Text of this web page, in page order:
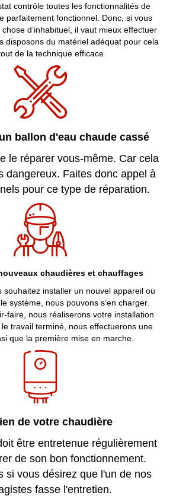
contrôle toutes les fonctionnalités de
parfaitement fonctionnel. Donc, si vous
d’inhabituel, il vaut mieux effectuer
disposons du matériel adéquat pour cela
de la technique efficace
ballon d'eau chaude cassé
le réparer vous-même. Car cela
dangereux. Faites donc appel à
pour ce type de réparation.
chaudières et chauffages
souhaitez installer un nouvel appareil ou
système, nous pouvons s’en charger.
faire, nous réaliserons votre installation
travail terminé, nous effectuerons une
que la première mise en marche.
de votre chaudière
être entretenue régulièrement
de son bon fonctionnement.
si vous désirez que l'un de nos
fasse l'entretien.